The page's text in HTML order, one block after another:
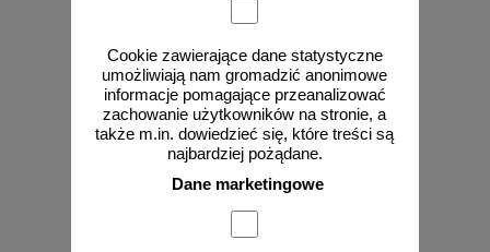
Cookie zawierające dane statystyczne
umożliwiają nam gromadzić anonimowe
informacje pomagające przeanalizować
zachowanie użytkowników na stronie, a
także m.in. dowiedzieć się, które treści są
najbardziej pożądane.
Dane marketingowe
od 4,06 zł
3,30 zł netto
do koszyka
od 4,06 zł
3,30 zł netto
do koszyka